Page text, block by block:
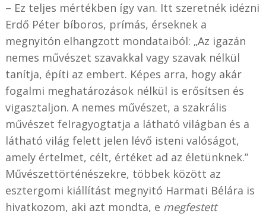
– Ez teljes mértékben így van. Itt szeretnék idézni
Erdő Péter bíboros, prímás, érseknek a
megnyitón elhangzott mondataiból: „Az igazán
nemes művészet szavakkal vagy szavak nélkül
tanítja, építi az embert. Képes arra, hogy akár
fogalmi meghatározások nélkül is erősítsen és
vigasztaljon. A nemes művészet, a szakrális
művészet felragyogtatja a látható világban és a
látható világ felett jelen lévő isteni valóságot,
amely értelmet, célt, értéket ad az életünknek.”
Művészettörténészekre, többek között az
esztergomi kiállítást megnyitó Harmati Bélára is
hivatkozom, aki azt mondta, e megfestett